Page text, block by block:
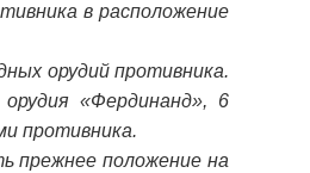
в расположение
орудий противника.
«Фердинанд», 6
противника.
прежнее положение на